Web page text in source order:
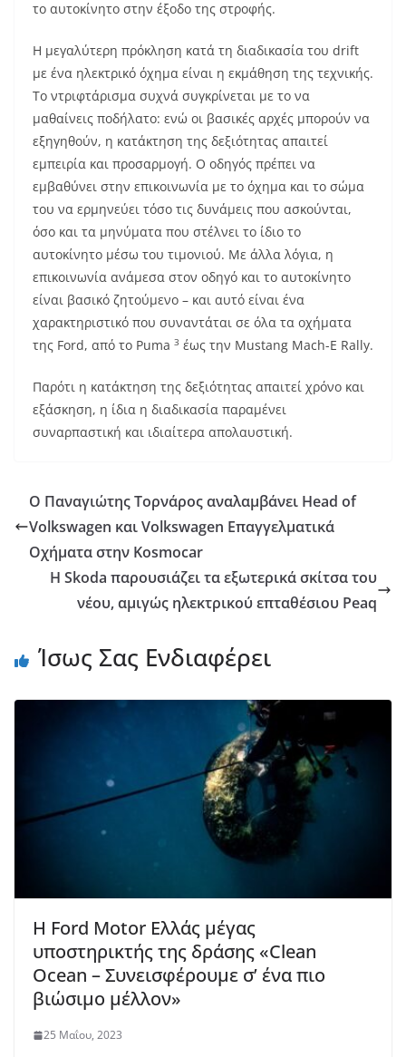
το αυτοκίνητο στην έξοδο της στροφής.
Η μεγαλύτερη πρόκληση κατά τη διαδικασία του drift
με ένα ηλεκτρικό όχημα είναι η εκμάθηση της τεχνικής.
Το ντριφτάρισμα συχνά συγκρίνεται με το να
μαθαίνεις ποδήλατο: ενώ οι βασικές αρχές μπορούν να
εξηγηθούν, η κατάκτηση της δεξιότητας απαιτεί
εμπειρία και προσαρμογή. Ο οδηγός πρέπει να
εμβαθύνει στην επικοινωνία με το όχημα και το σώμα
του να ερμηνεύει τόσο τις δυνάμεις που ασκούνται,
όσο και τα μηνύματα που στέλνει το ίδιο το
αυτοκίνητο μέσω του τιμονιού. Με άλλα λόγια, η
επικοινωνία ανάμεσα στον οδηγό και το αυτοκίνητο
είναι βασικό ζητούμενο – και αυτό είναι ένα
χαρακτηριστικό που συναντάται σε όλα τα οχήματα
της Ford, από το Puma 3 έως την Mustang Mach-E Rally.
Παρότι η κατάκτηση της δεξιότητας απαιτεί χρόνο και
εξάσκηση, η ίδια η διαδικασία παραμένει
συναρπαστική και ιδιαίτερα απολαυστική.
Ο Παναγιώτης Τορνάρος αναλαμβάνει Head of
Volkswagen και Volkswagen Επαγγελματικά
Οχήματα στην Kosmocar
Η Skoda παρουσιάζει τα εξωτερικά σκίτσα του
νέου, αμιγώς ηλεκτρικού επταθέσιου Peaq
Ίσως Σας Ενδιαφέρει
Η Ford Motor Ελλάς μέγας
υποστηρικτής της δράσης «Clean
Ocean – Συνεισφέρουμε σ’ ένα πιο
βιώσιμο μέλλον»
25 Μαΐου, 2023